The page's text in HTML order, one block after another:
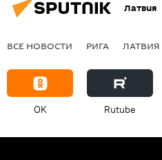
Латвия
ВСЕ НОВОСТИ РИГА ЛАТВИЯ
OK Rutube